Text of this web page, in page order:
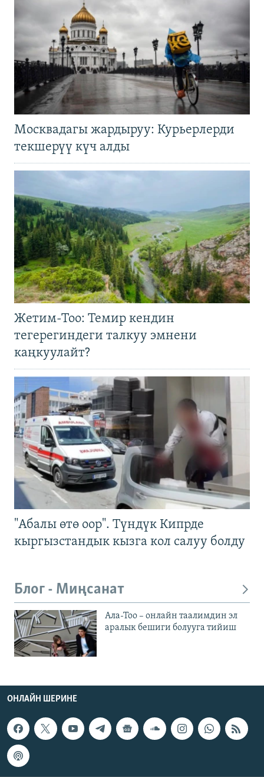
Москвадагы жардыруу: Курьерлерди
текшерүү күч алды
Жетим-Тоо: Темир кендин
тегерегиндеги талкуу эмнени
каңкуулайт?
"Абалы өтө оор". Түндүк Кипрде
кыргызстандык кызга кол салуу болду
Блог - Миңсанат
Ала-Тоо – онлайн таалимдин эл
аралык бешиги болууга тийиш
ОНЛАЙН ШЕРИНЕ